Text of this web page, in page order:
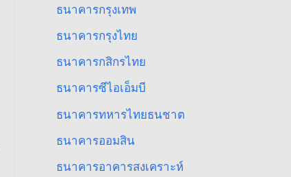
ธนาคารกรุงเทพ
ธนาคารกรุงไทย
ธนาคารกสิกรไทย
ธนาคารซีไอเอ็มบี
ธนาคารทหารไทยธนชาต
ธนาคารออมสิน
ธนาคารอาคารสงเคราะห์